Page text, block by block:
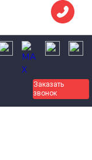
Заказать
звонок